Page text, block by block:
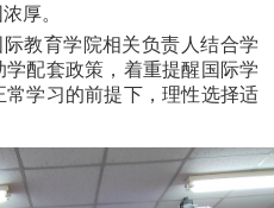
厚。
教育学院相关负责人结合学
配套政策，着重提醒国际学
学习的前提下，理性选择适